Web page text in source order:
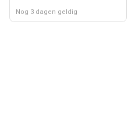
Nog 3 dagen geldig